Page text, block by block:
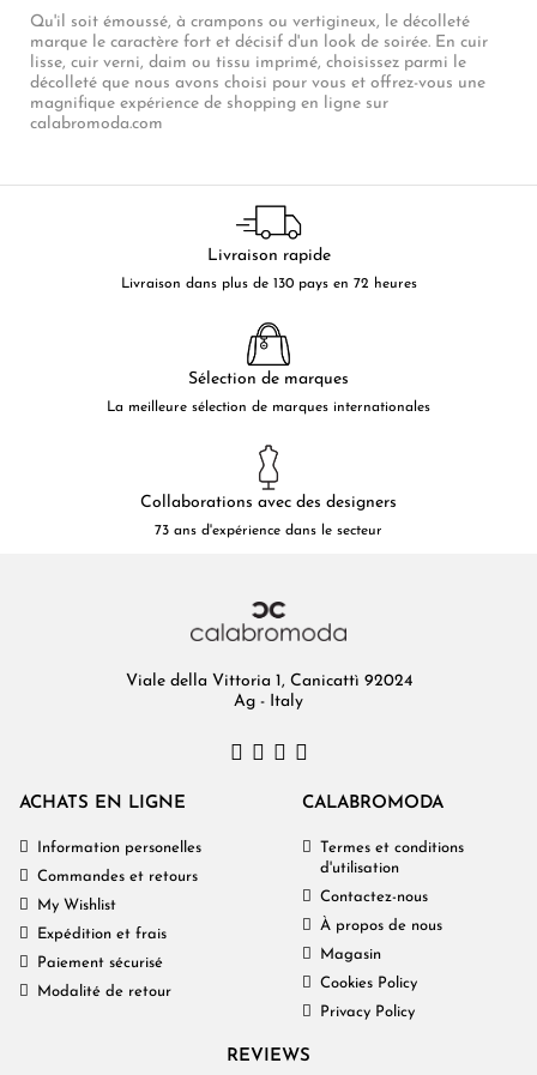
Qu'il soit émoussé, à crampons ou vertigineux, le décolleté
marque le caractère fort et décisif d'un look de soirée. En cuir
lisse, cuir verni, daim ou tissu imprimé, choisissez parmi le
décolleté que nous avons choisi pour vous et offrez-vous une
magnifique expérience de shopping en ligne sur
calabromoda.com
Livraison rapide
Livraison dans plus de 130 pays en 72 heures
Sélection de marques
La meilleure sélection de marques internationales
Collaborations avec des designers
73 ans d'expérience dans le secteur
Viale della Vittoria 1, Canicattì 92024
Ag - Italy
ACHATS EN LIGNE
Information personelles
Commandes et retours
My Wishlist
Expédition et frais
Paiement sécurisé
Modalité de retour
CALABROMODA
Termes et conditions
d'utilisation
Contactez-nous
À propos de nous
Magasin
Cookies Policy
Privacy Policy
REVIEWS